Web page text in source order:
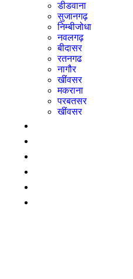
डीडवाना
सुजानगढ़
निम्बीजोधा
नवलगढ़
बीदासर
रतनगढ
नागौर
खींवसर
मकराना
परबतसर
खींवसर